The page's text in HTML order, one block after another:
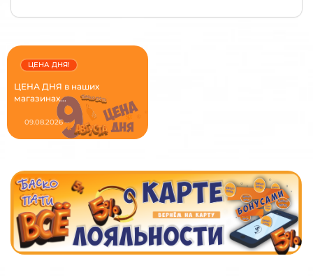
ЦЕНА ДНЯ в наших
магазинах...
ЦЕНА ДНЯ!
09.08.2026